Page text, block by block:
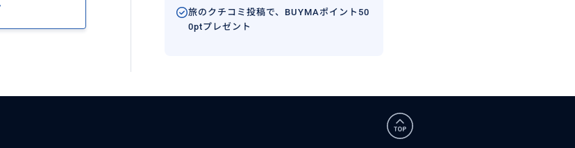
旅のクチコミ投稿で、BUYMAポイント50
0ptプレゼント